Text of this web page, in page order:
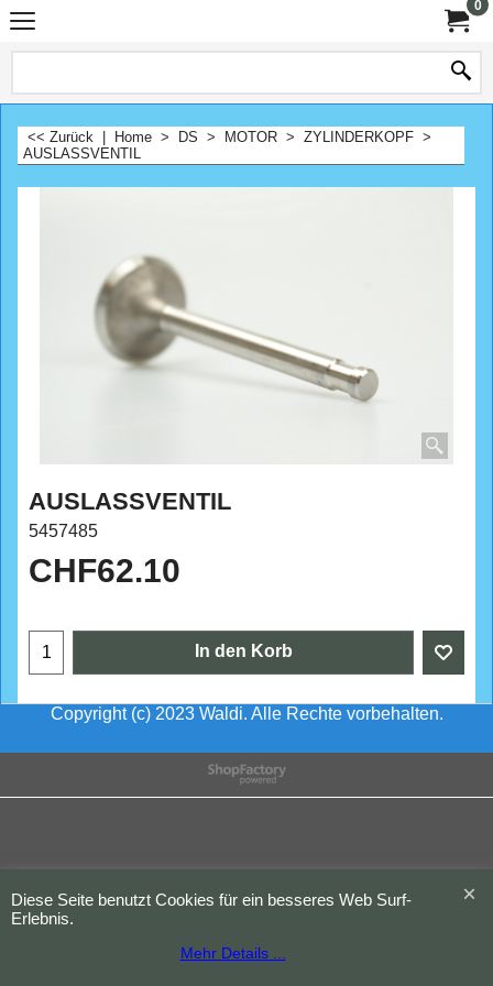
0
<< Zurück Home > DS > MOTOR > ZYLINDERKOPF >
AUSLASSVENTIL
AUSLASSVENTIL
5457485
CHF62.10
In den Korb
Copyright (c) 2023 Waldi. Alle Rechte vorbehalten.
WebShop erstellt mit
ShopFactory Shop
Diese Seite benutzt Cookies für ein besseres Web Surf-
Erlebnis.
Mehr Details ...